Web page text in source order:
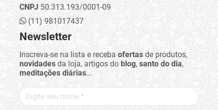
CNPJ 50.313.193/0001-09
(11) 981017437
Newsletter
Inscreva-se na lista e receba ofertas de produtos,
novidades da loja, artigos do blog, santo do dia,
meditações diárias...